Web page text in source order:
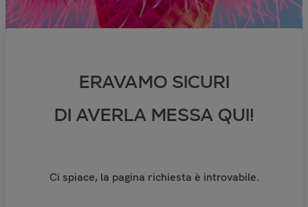
ERAVAMO SICURI
DI AVERLA MESSA QUI!
Ci spiace, la pagina richiesta è introvabile.